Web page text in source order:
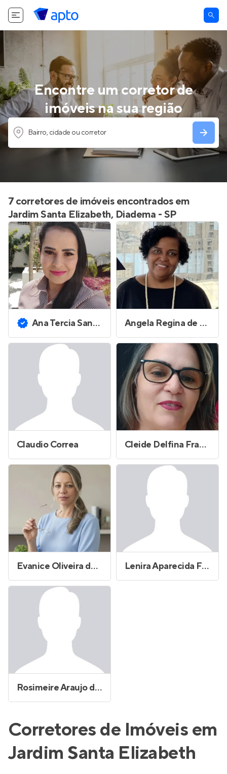
Encontre um corretor de
imóveis na sua região
Bairro, cidade ou corretor
7 corretores de imóveis encontrados em
Jardim Santa Elizabeth, Diadema - SP
Ana Tercia Santos Costa Angela Regina de Paula Silva
Claudio Correa Cleide Delfina Fraccadosso Rodrigues
Evanice Oliveira dos Santos Lenira Aparecida Ferreira
Rosimeire Araujo da Silva
Corretores de Imóveis em
Jardim Santa Elizabeth